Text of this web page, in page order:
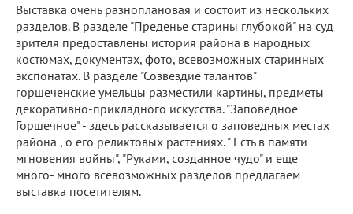
Выставка очень разноплановая и состоит из нескольких
разделов. В разделе "Преденье старины глубокой" на суд
зрителя предоставлены история района в народных
костюмах, документах, фото, всевозможных старинных
экспонатах. В разделе "Созвездие талантов"
горшеченские умельцы разместили картины, предметы
декоративно-прикладного искусства. "Заповедное
Горшечное" - здесь рассказывается о заповедных местах
района , о его реликтовых растениях. " Есть в памяти
мгновения войны", "Руками, созданное чудо" и еще
много- много всевозможных разделов предлагаем
выставка посетителям.